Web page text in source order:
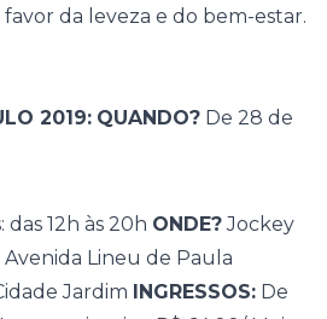
da leveza e do bem-estar.
2019: QUANDO? De 28 de
12h às 20h ONDE?Jockey
Lineu de Paula
Jardim INGRESSOS: De